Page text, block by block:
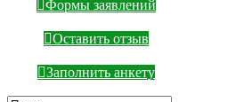
Формы заявлений
Оставить отзыв
Заполнить анкету